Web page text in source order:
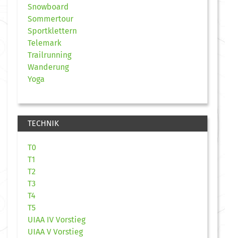
Snowboard
Sommertour
Sportklettern
Telemark
Trailrunning
Wanderung
Yoga
TECHNIK
T0
T1
T2
T3
T4
T5
UIAA IV Vorstieg
UIAA V Vorstieg